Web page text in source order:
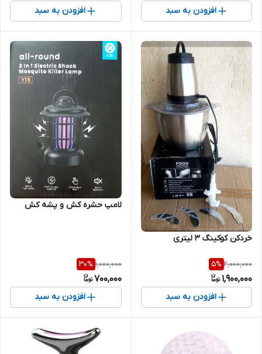
افزودن به سبد افزودن به سبد
خردکن کوکینگ ۳ لیتری
2,000,000
5%
1,900,000
افزودن به سبد
لامپ حشره کش و پشه کش
1,000,000
30%
700,000
افزودن به سبد